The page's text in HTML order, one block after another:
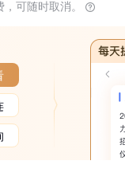
可随时取消。